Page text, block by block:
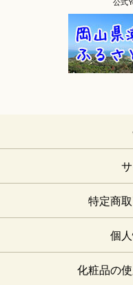
公式
特定商
個
化粧品の